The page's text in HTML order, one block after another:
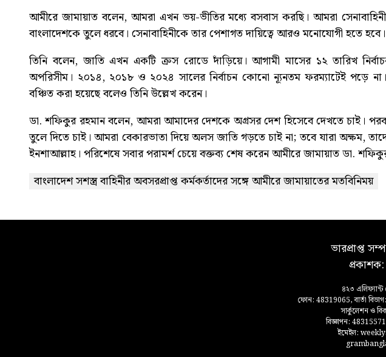
আমীরে জামায়াত বলেন, আমরা এখন ভয়-ভীতির মধ্যে বসবাস করছি। আমরা
বাংলাদেশকে তুলে ধরবে। সেনাবাহিনীকে তার পেশাগত দায়িত্বে আরও মনোযোগী হতে হবে।
তিনি বলেন, জাতি এখন একটি ক্রস রোডে দাঁড়িয়ে। আগামী মাসের ১২ তারিখ
অপরিসীম। ২০১৪, ২০১৮ ও ২০২৪ সালের নির্বাচন কোনো ন্যূনতম ফরম্যাটেই পড়ে
বঞ্চিত করা হয়েছে বলেও তিনি উল্লেখ করেন।
ডা. শফিকুর রহমান বলেন, আমরা আমাদের দেশকে অগ্রসর দেশ হিসেবে দেখতে চাই।
তুলে দিতে চাই। আমরা বেকারভাতা দিয়ে অলস জাতি গড়তে চাই না; তবে যারা অক্ষম, তাদের
ইনশাআল্লাহ। পরিশেষে সবার পরামর্শ চেয়ে বক্তব্য শেষ করেন আমীরে জামায়াত ডা.
বাংলাদেশ সশস্ত্র বাহিনীর অবসরপ্রাপ্ত কর্মকর্তাদের সঙ্গে আমীরে জামায়াতের মতবিনিময়
ভারপ্রাপ্ত
প্রকাশক:
৪২৩ এলিফ্যান্ট
ফোন: 48319065, বার্তা
সার্কুলেশন ও
বিজ্ঞাপন:
ইমেইল: